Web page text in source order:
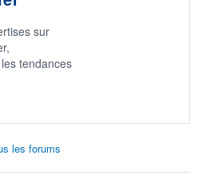
sur
tendances
les forums